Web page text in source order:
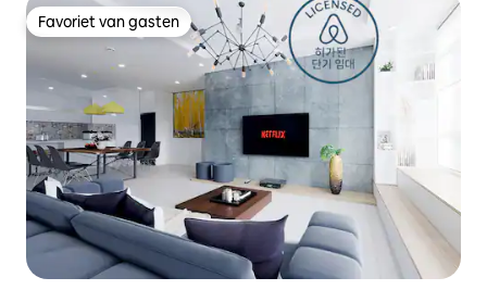
Favoriet van gasten
Favoriet van gasten